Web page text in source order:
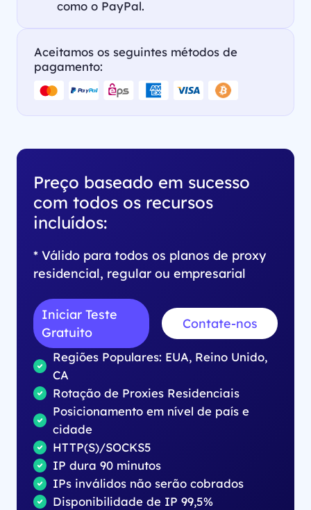
como o PayPal.
Aceitamos os seguintes métodos de
pagamento:
Preço baseado em sucesso
com todos os recursos
incluídos:
* Válido para todos os planos de proxy
residencial, regular ou empresarial
Iniciar Teste
Gratuito
Contate-nos
Regiões Populares: EUA, Reino Unido,
CA
Rotação de Proxies Residenciais
Posicionamento em nível de país e
cidade
HTTP(S)/SOCKS5
IP dura 90 minutos
IPs inválidos não serão cobrados
Disponibilidade de IP 99,5%